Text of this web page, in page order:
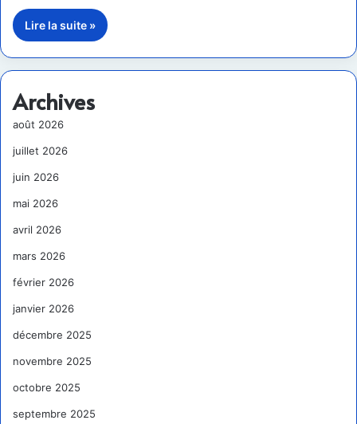
Lire la suite »
Archives
août 2026
juillet 2026
juin 2026
mai 2026
avril 2026
mars 2026
février 2026
janvier 2026
décembre 2025
novembre 2025
octobre 2025
septembre 2025